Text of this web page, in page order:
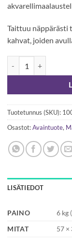
Taittuu näppärästi
kahvat, joiden
Tuotetunnus (SKU):
Osastot:Avaintuote,
LISÄTIEDOT
PAINO
6 kg
MITAT
57 ×